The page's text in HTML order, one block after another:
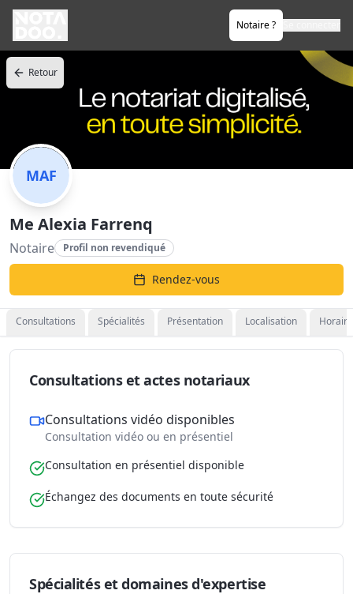
Notaire ?
Retour
MAF
Me Alexia Farrenq
Notaire Profil non revendiqué
Rendez-vous
Consultations Spécialités Présentation Localisation
Consultations et actes notariaux
Consultations vidéo disponibles
Consultation vidéo ou en présentiel
Consultation en présentiel disponible
Échangez des documents en toute sécurité
Spécialités et domaines d'expertise